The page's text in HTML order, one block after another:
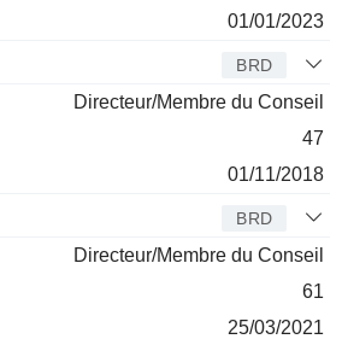
01/01/2023
BRD
Directeur/Membre du Conseil
47
01/11/2018
BRD
Directeur/Membre du Conseil
61
25/03/2021